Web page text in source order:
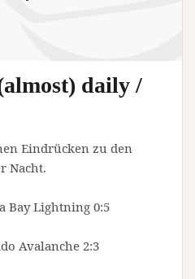
daily /
Eindrücken zu den
Nacht.
Bay Lightning 0:5
Avalanche 2:3